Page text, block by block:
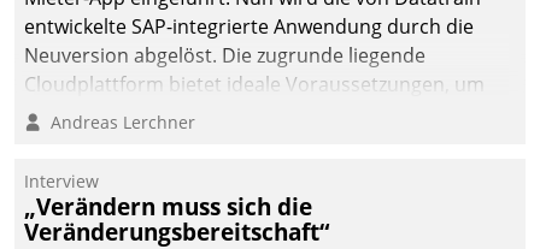
automatisiert, vollständig
und auf Wunsch über
mehrere zuvor
Kommunikationswege bei
entwickelte SAP-integrierte Anwendung durch die
Neuversion abgelöst. Die zugrunde liegende
Cloudplattform bietet ideale Voraussetzungen, um
die Funktionalität der App zu erweitern und weitere
integrieren.
Andreas Lerchner
Interview
„Verändern muss sich die
Veränderungsbereitschaft“